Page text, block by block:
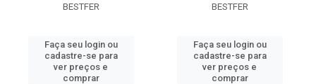
BESTFER
Faça seu login ou
cadastre-se para
ver preços e
comprar
BESTFER
Faça seu login ou
cadastre-se para
ver preços e
comprar